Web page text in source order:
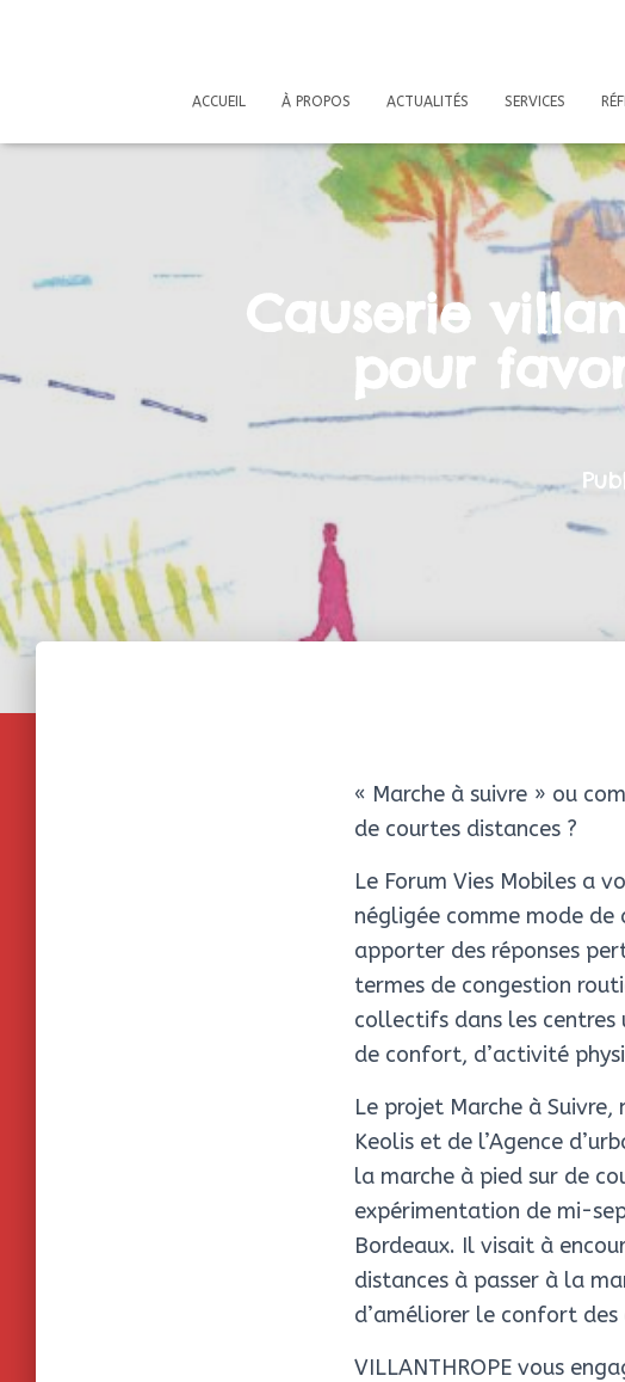
ACCUEIL À PROPOS ACTUALITÉS SERVICES
Causerie
pour
« Marche à suivre » ou
de courtes distances ?
Le Forum Vies Mobiles a
négligée comme mode
apporter des réponses
termes de congestion
collectifs dans les centres
de confort, d’activité
Le projet Marche à
Keolis et de l’Agence
la marche à pied sur de
expérimentation de mi-
Bordeaux. Il visait à
distances à passer à la
d’améliorer le confort
VILLANTHROPE vous